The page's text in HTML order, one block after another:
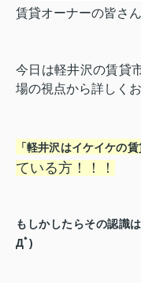
賃貸オーナーの皆さん
今日は軽井沢の賃貸
場の視点から詳しく
「軽井沢はイケイケの賃
ている方！！！
もしかしたらその認識
Дﾟ)